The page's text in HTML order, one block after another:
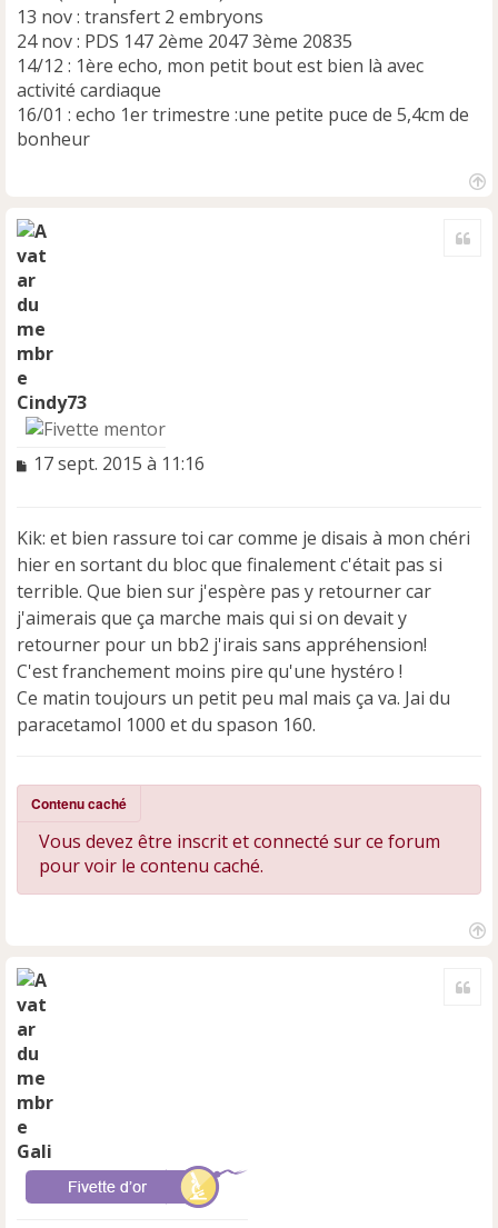
13 nov : transfert 2 embryons
24 nov : PDS 147 2ème 2047 3ème 20835
14/12 : 1ère echo, mon petit bout est bien là avec
activité cardiaque
16/01 : echo 1er trimestre :une petite puce de 5,4cm de
bonheur
Cindy73
M
s
a
g
e
n
o
n
l
u
17 sept. 2015 à 11:16
Kik: et bien rassure toi car comme je disais à mon chéri
hier en sortant du bloc que finalement c'était pas si
terrible. Que bien sur j'espère pas y retourner car
j'aimerais que ça marche mais qui si on devait y
retourner pour un bb2 j'irais sans appréhension!
C'est franchement moins pire qu'une hystéro !
Ce matin toujours un petit peu mal mais ça va. Jai du
paracetamol 1000 et du spason 160.
Contenu caché
Vous devez être inscrit et connecté sur ce forum
pour voir le contenu caché.
Gali